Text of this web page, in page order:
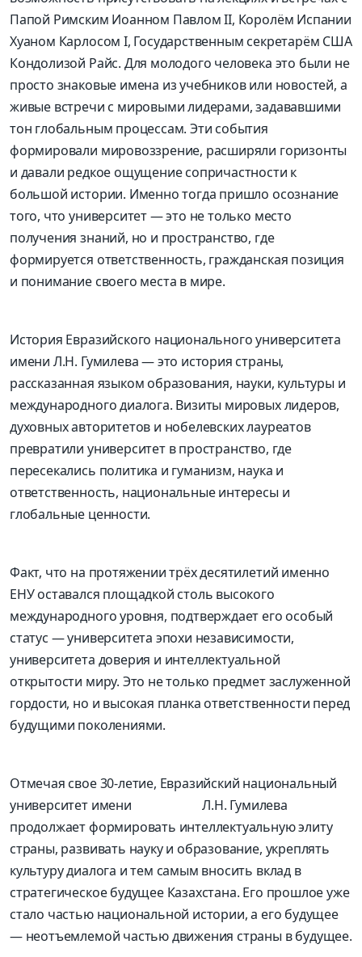
Папой Римским Иоанном ПавломII, Королём Испании
Хуаном Карлосом I, Государственным секретарём США
Кондолизой Райс. Для молодого человека это были не
просто знаковые имена из учебников или новостей, а
живые встречи с мировыми лидерами, задававшими
тон глобальным процессам. Эти события
формировали мировоззрение, расширяли горизонты
и давали редкое ощущение сопричастности к
большой истории. Именно тогда пришло осознание
того, что университет — это не только место
получения знаний, но и пространство, где
формируется ответственность, гражданская позиция
и понимание своего места в мире.
История Евразийского национального университета
имени Л.Н. Гумилева — это история страны,
рассказанная языком образования, науки, культуры и
международного диалога. Визиты мировых лидеров,
духовных авторитетов и нобелевских лауреатов
превратили университет в пространство, где
пересекались политика и гуманизм, наука и
ответственность, национальные интересы и
глобальные ценности.
Факт, что на протяжении трёх десятилетий именно
ЕНУ оставался площадкой столь высокого
международного уровня, подтверждает его особый
статус —университета эпохи независимости,
университета доверия и интеллектуальной
открытости миру. Это не только предмет заслуженной
гордости, но и высокая планка ответственности перед
будущими поколениями.
Отмечая свое30-летие, Евразийский национальный
университет имени Л.Н. Гумилева
продолжает формировать интеллектуальную элиту
страны, развивать науку и образование, укреплять
культуру диалога и тем самым вносить вклад в
стратегическое будущее Казахстана. Его прошлое уже
стало частью национальной истории, а его будущее
— неотъемлемой частьюдвижения страны вбудущее.